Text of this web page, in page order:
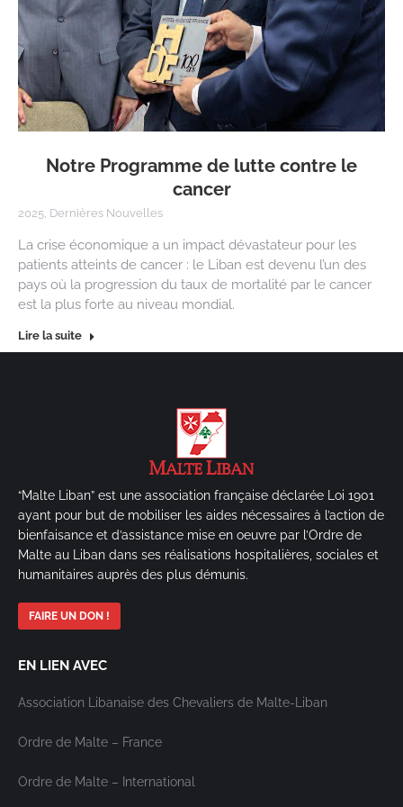
Notre Programme de lutte contre le
cancer
2025, Dernières Nouvelles
La crise économique a un impact dévastateur pour les
patients atteints de cancer : le Liban est devenu l’un des
pays où la progression du taux de mortalité par le cancer
est la plus forte au niveau mondial.
Lire la suite
“Malte Liban” est une association française déclarée Loi 1901
ayant pour but de mobiliser les aides nécessaires à l’action de
bienfaisance et d’assistance mise en oeuvre par l’Ordre de
Malte au Liban dans ses réalisations hospitalières, sociales et
humanitaires auprès des plus démunis.
FAIRE UN DON !
EN LIEN AVEC
Association Libanaise des Chevaliers de Malte-Liban
Ordre de Malte – France
Ordre de Malte – International